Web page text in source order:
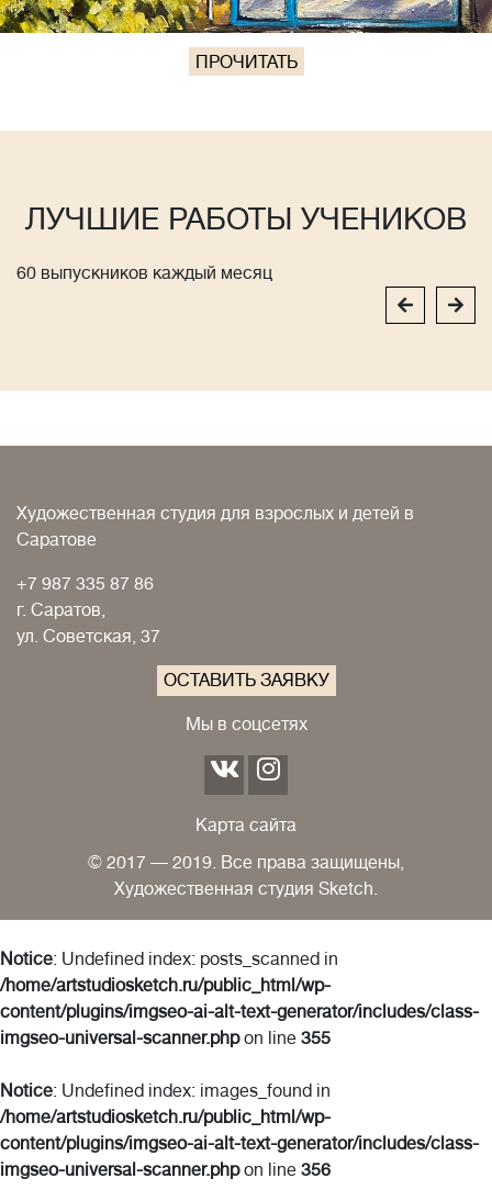
ПРОЧИТАТЬ
ЛУЧШИЕ РАБОТЫ УЧЕНИКОВ
60 выпускников каждый месяц
Художественная студия для взрослых и детей в
Саратове
+7 987 335 87 86
г. Саратов,
ул. Советская, 37
ОСТАВИТЬ ЗАЯВКУ
Мы в соцсетях
Карта сайта
© 2017 — 2019. Все права защищены,
Художественная студия Sketch.
Notice: Undefined index: posts_scanned in
/home/artstudiosketch.ru/public_html/wp-
content/plugins/imgseo-ai-alt-text-generator/includes/class-
imgseo-universal-scanner.phpon line 355
Notice: Undefined index: images_found in
/home/artstudiosketch.ru/public_html/wp-
content/plugins/imgseo-ai-alt-text-generator/includes/class-
imgseo-universal-scanner.phpon line 356